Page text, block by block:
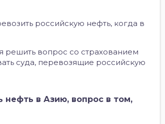
российскую нефть, когда в
решить вопрос со страхованием
суда, перевозящие российскую
нефть в Азию, вопрос в том,